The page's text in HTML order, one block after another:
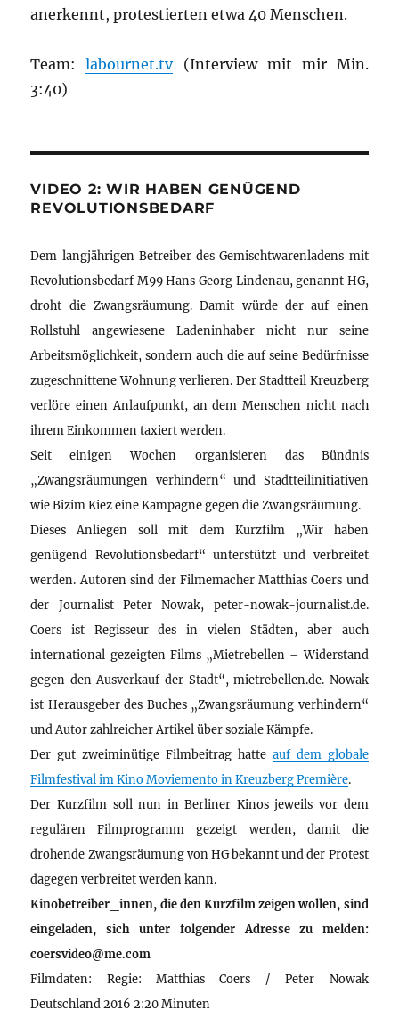
anerkennt, protestierten etwa 40 Menschen.
Team:labournet.tv(Interview mit mir Min.
3:40)
VIDEO 2: WIR HABEN GENÜGEND
REVOLUTIONSBEDARF
Dem langjährigen Betreiber des Gemischtwarenladens mit
Revolutionsbedarf M99 Hans Georg Lindenau, genannt HG,
droht die Zwangsräumung. Damit würde der auf einen
Rollstuhl angewiesene Ladeninhaber nicht nur seine
Arbeitsmöglichkeit, sondern auch die auf seine Bedürfnisse
zugeschnittene Wohnung verlieren. Der Stadtteil Kreuzberg
verlöre einen Anlaufpunkt, an dem Menschen nicht nach
ihrem Einkommen taxiert werden.
Seit einigen Wochen organisieren das Bündnis
„Zwangsräumungen verhindern“ und Stadtteilinitiativen
wie Bizim Kiez eine Kampagne gegen die Zwangsräumung.
Dieses Anliegen soll mit dem Kurzfilm „Wir haben
genügend Revolutionsbedarf“ unterstützt und verbreitet
werden. Autoren sind der Filmemacher Matthias Coers und
der Journalist Peter Nowak, peter-nowak-journalist.de.
Coers ist Regisseur des in vielen Städten, aber auch
international gezeigten Films „Mietrebellen – Widerstand
gegen den Ausverkauf der Stadt“, mietrebellen.de. Nowak
ist Herausgeber des Buches „Zwangsräumung verhindern“
und Autor zahlreicher Artikel über soziale Kämpfe.
Der gut zweiminütige Filmbeitrag hatte auf dem globale
Filmfestival im Kino Moviemento in Kreuzberg Première.
Der Kurzfilm soll nun in Berliner Kinos jeweils vor dem
regulären Filmprogramm gezeigt werden, damit die
drohende Zwangsräumung von HG bekannt und der Protest
dagegen verbreitet werden kann.
Kinobetreiber_innen, die den Kurzfilm zeigen wollen, sind
eingeladen, sich unter folgender Adresse zu melden:
coersvideo@me.com
Filmdaten: Regie: Matthias Coers / Peter Nowak
Deutschland 2016 2:20 Minuten